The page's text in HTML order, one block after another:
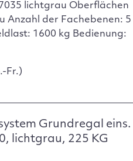
lichtgrau Oberflächen
Anzahl der Fachebenen: 5
1600 kg Bedienung:
Fr.)
Grundregal eins.
lichtgrau, 225 KG